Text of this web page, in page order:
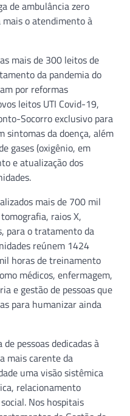
de ambulância zero
o atendimento à
mais de 300 leitos de
da pandemia do
por reformas
leitos UTI Covid-19,
Socorro exclusivo para
sintomas da doença, além
gases (oxigênio, em
e atualização dos
mais de 700 mil
raios X,
para o tratamento da
reúnem 1424
horas de treinamento
médicos, enfermagem,
e gestão de pessoas que
para humanizar ainda
pessoas dedicadas à
mais carente da
uma visão sistêmica
relacionamento
Nos hospitais